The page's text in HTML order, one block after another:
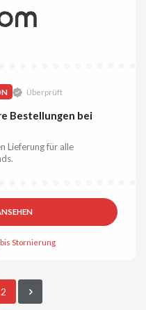
Überprüft
Bestellungen bei
Lieferung für alle
Stornierung
2